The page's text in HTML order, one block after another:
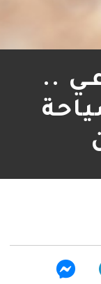
..